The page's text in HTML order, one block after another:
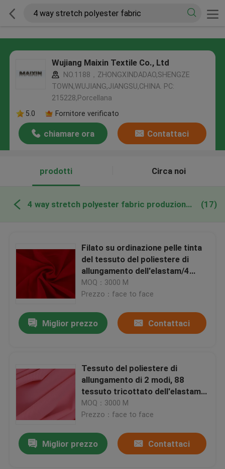
Wujiang Maixin Textile Co., Ltd
NO.1188，ZHONGXINDADAO,SHENGZE
TOWN,WUJIANG,JIANGSU,CHINA. PC:
215228,Porcellana
5.0
Fornitore verificato
chiamare ora Contattaci
prodotti Circa noi
4 way stretch polyester fabric produzione online (17)
Filato su ordinazione pelle tinta
del tessuto del poliestere di
allungamento dell'elastam/4
modi del tessuto - amichevole
MOQ：3000 M
Prezzo：face to face
Miglior prezzo Contattaci
Tessuto del poliestere di
allungamento di 2 modi, 88
tessuto tricottato dell'elastam
del poliestere 12
MOQ：3000 M
Prezzo：face to face
Miglior prezzo Contattaci